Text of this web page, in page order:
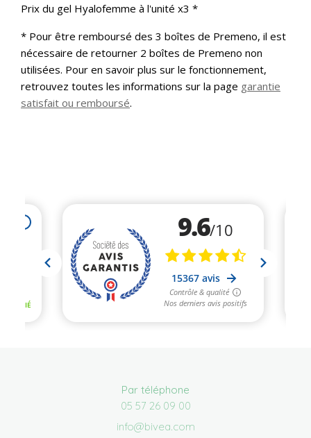
Prix du gel Hyalofemme à l'unité x3 *
* Pour être remboursé des 3 boîtes de Premeno, il est
nécessaire de retourner 2 boîtes de Premeno non
utilisées. Pour en savoir plus sur le fonctionnement,
retrouvez toutes les informations sur la page garantie
satisfait ou remboursé.
Par téléphone
05 57 26 09 00
info@bivea.com